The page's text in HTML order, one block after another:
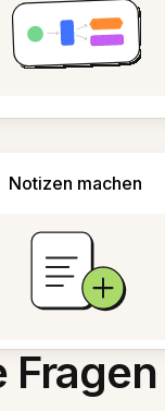
Notizen machen
Fragen